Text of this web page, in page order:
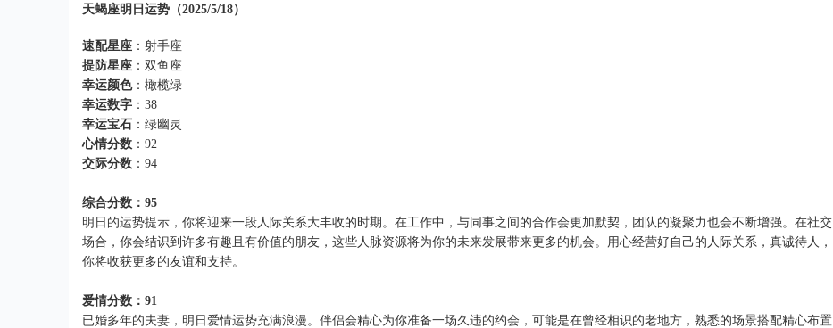
天蝎座明日运势（2025/5/18）
速配星座 ：射手座
提防星座 ：双鱼座
幸运颜色：橄榄绿
幸运数字 ：38
幸运宝石 ：绿幽灵
心情分数 ：92
交际分数 ：94
综合分数：95
明日的运势提示，你将迎来一段人际关系大丰收的时期。在工作中，与同事之间的合作会更加默契，团队的凝聚力也会不断增强。在社交
场合，你会结识到许多有趣且有价值的朋友，这些人脉资源将为你的未来发展带来更多的机会。用心经营好自己的人际关系，真诚待人，
你将收获更多的友谊和支持。
爱情分数：91
已婚多年的夫妻，明日爱情运势充满浪漫。伴侣会精心为你准备一场久违的约会，可能是在曾经相识的老地方，熟悉的场景搭配精心布置